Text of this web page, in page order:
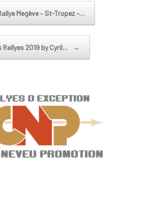
Megève – St-Tropez –…
Rallyes 2019 by Cyril… →